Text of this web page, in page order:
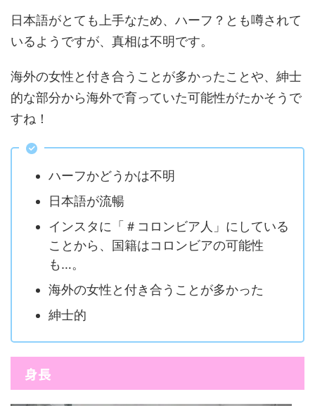
日本語がとても上手なため、ハーフ？とも噂されて
いるようですが、真相は不明です。
海外の女性と付き合うことが多かったことや、紳士
的な部分から海外で育っていた可能性がたかそうで
すね！
ハーフかどうかは不明
日本語が流暢
インスタに「＃コロンビア人」にしている
ことから、国籍はコロンビアの可能性
も…。
海外の女性と付き合うことが多かった
紳士的
身長